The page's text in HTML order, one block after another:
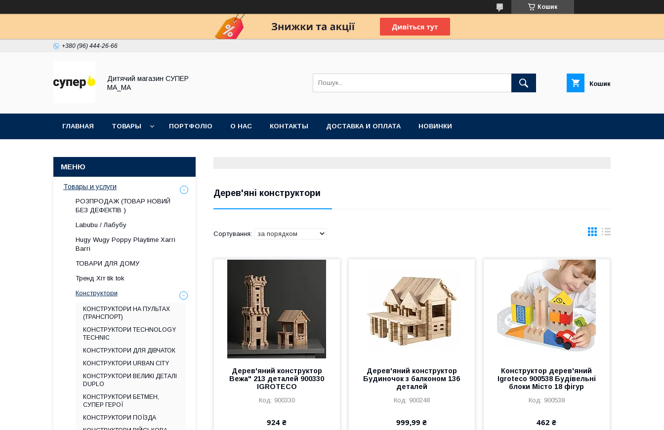
Кошик
+380 (96) 444-26-66
Дитячий магазин СУПЕР
МА_МА
Кошик
ГЛАВНАЯ ТОВАРЫ ПОРТФОЛІО О НАС КОНТАКТЫ ДОСТАВКА И ОПЛАТА НОВИНКИ
Дерев'яні конструктори
Дерев'яний конструктор
Вежа" 213 деталей 900330
IGROTECO
900330
924 ₴
Дерев'яний конструктор
Будиночок з балконом 136
деталей
900248
999,99 ₴
Конструктор дерев'яний
Igroteco 900538 Будівельні
блоки Місто 18 фігур
900538
462 ₴
Товары и услуги
РОЗПРОДАЖ (ТОВАР НОВИЙ
БЕЗ ДЕФЕКТІВ )
Labubu / Лабубу
Hugy Wugy Poppy Playtime Хаггі
Ваггі
ТОВАРИ ДЛЯ ДОМУ
Тренд Хіт tik tok
Конструктори
КОНСТРУКТОРИ НА ПУЛЬТАХ
(ТРАНСПОРТ)
КОНСТРУКТОРИ TECHNOLOGY
TECHNIC
КОНСТРУКТОРИ ДЛЯ ДІВЧАТОК
КОНСТРУКТОРИ URBAN CITY
КОНСТРУКТОРИ ВЕЛИКІ ДЕТАЛІ
DUPLO
КОНСТРУКТОРИ БЕТМЕН,
СУПЕР ГЕРОЇ
КОНСТРУКТОРИ ПОЇЗДА